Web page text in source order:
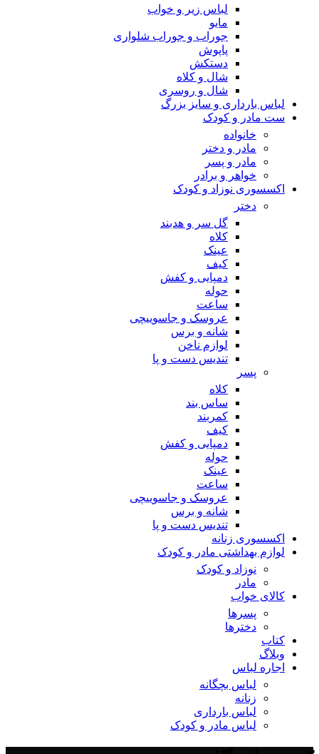
لباس زیر و خواب
مایو
جوراب و جوراب شلواری
پاپوش
دستکش
شال و کلاه
شال و روسری
لباس بارداری و سایز بزرگ
ست مادر و کودک
خانواده
مادر و دختر
مادر و پسر
خواهر و برادر
اکسسوری نوزاد و کودک
دختر
گل سر و هدبند
کلاه
عینک
کیف
دمپایی و کفش
حوله
ساعت
عروسک و جاسوییچی
شانه و برس
لوازم ناخن
تندیس دست و پا
پسر
کلاه
ساس بند
کمربند
کیف
دمپایی و کفش
حوله
عینک
ساعت
عروسک و جاسوییچی
شانه و برس
تندیس دست و پا
اکسسوری زنانه
لوازم بهداشتی مادر و کودک
نوزاد و کودک
مادر
کالای خواب
پسرها
دخترها
کتاب
وبلاگ
اجاره لباس
لباس بچگانه
زنانه
لباس بارداری
لباس مادر و کودک